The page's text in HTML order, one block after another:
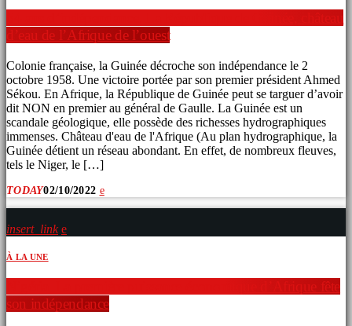
d’eau de l’Afrique de l’ouest
Colonie française, la Guinée décroche son indépendance le 2
octobre 1958. Une victoire portée par son premier président Ahmed
Sékou. En Afrique, la République de Guinée peut se targuer d’avoir
dit NON en premier au général de Gaulle. La Guinée est un
scandale géologique, elle possède des richesses hydrographiques
immenses. Château d'eau de l'Afrique (Au plan hydrographique, la
Guinée détient un réseau abondant. En effet, de nombreux fleuves,
tels le Niger, le […]
TODAY02/10/2022
insert_link
À LA UNE
Nigéria. La première puissance économique d’Afrique fête
son indépendance